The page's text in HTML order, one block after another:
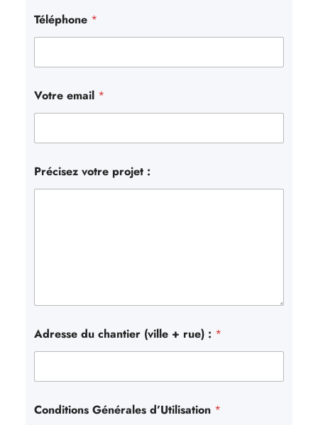
Téléphone *
Votre email *
Précisez votre projet :
Adresse du chantier (ville + rue) : *
Conditions Générales d’Utilisation *